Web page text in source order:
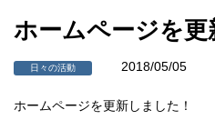
ホームページを更
日々の活動 2018/05/05
ホームページを更新しました！